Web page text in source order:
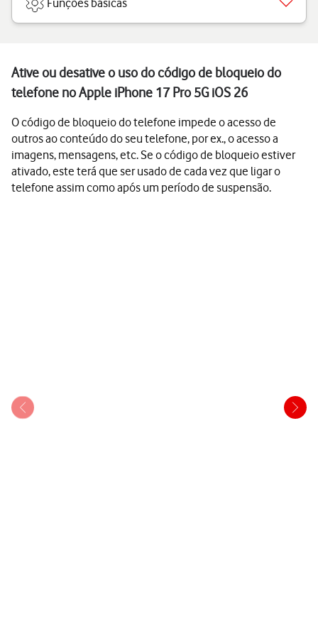
Funções básicas
Ative ou desative o uso do código de bloqueio do
telefone no Apple iPhone 17 Pro 5G iOS 26
O código de bloqueio do telefone impede o acesso de
outros ao conteúdo do seu telefone, por ex., o acesso a
imagens, mensagens, etc. Se o código de bloqueio estiver
ativado, este terá que ser usado de cada vez que ligar o
telefone assim como após um período de suspensão.